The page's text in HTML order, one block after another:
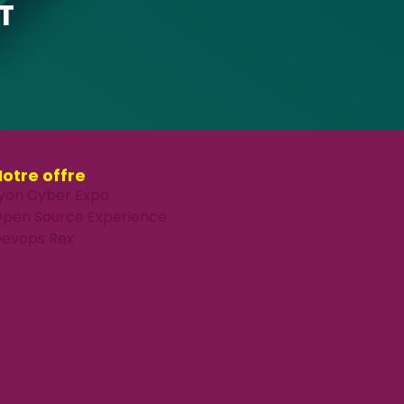
offre
Cyber Expo
Source Experience
Rex